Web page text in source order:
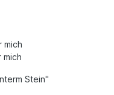
mich
Stein"